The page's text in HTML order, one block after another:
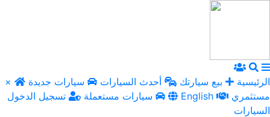
× الرئيسية بيع سيارتك أحدث السيارات
سيارات جديدة
سيارات مستعملة
تسجيل الدخول English
السيارات